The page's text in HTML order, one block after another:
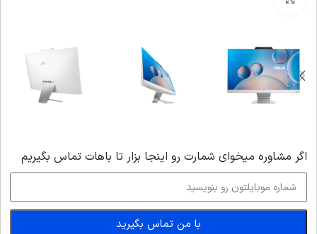
اگر‌ مشاوره میخوای شمارت رو اینجا بزار تا باهات تماس بگیریم
با من تماس بگیرید